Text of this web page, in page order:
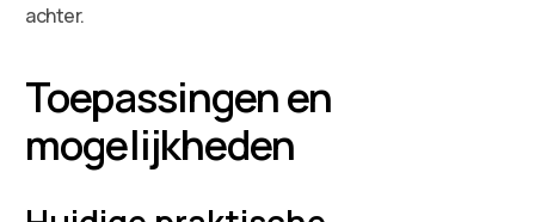
achter.
Toepassingen en
mogelijkheden